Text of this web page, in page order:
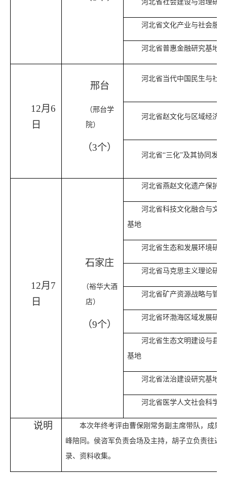
河北省社会建设与治理研
河北省文化产业与社会服
河北省普惠金融研究基地
12月6
日
邢台
（邢台学
院）
（3个）
河北省当代中国民生与社
河北省赵文化与区域经济
河北省“三化”及其协同发
12月7
日
石家庄
（裕华大酒
店）
（9个）
河北省燕赵文化遗产保护
河北省科技文化融合与文
基地
河北省生态和发展环境研
河北省马克思主义理论研
河北省矿产资源战略与管
河北省环渤海区域发展研
河北省生态文明建设与县
基地
河北省法治建设研究基地
河北省医学人文社会科学
说明
本次年终考评由曹保刚常务副主席带队，成果
峰陪同。侯咨军负责会场及主持，胡子立负责往返
录、资料收集。